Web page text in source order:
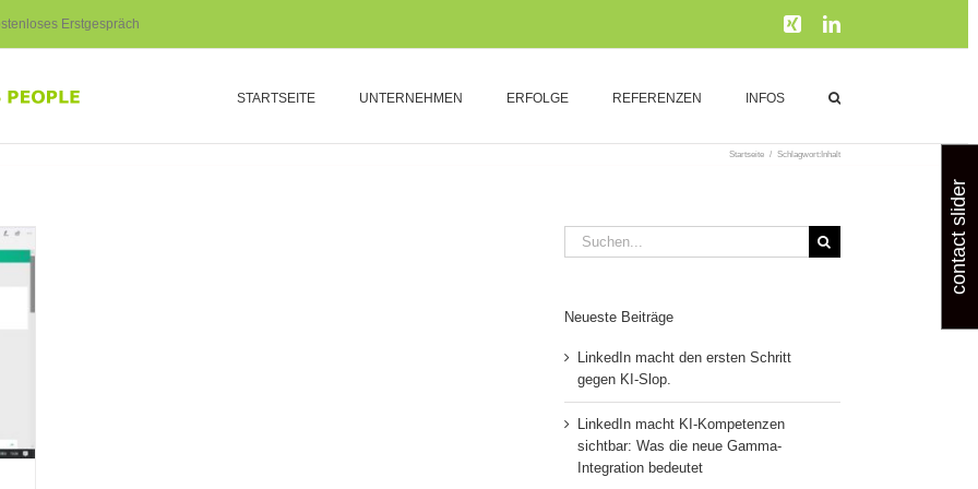
Erstgespräch Xing LinkedIn
STARTSEITE UNTERNEHMEN ERFOLGE REFERENZEN INFOS
Startseite / Schlagwort:Inhalt
Suche
nach:
Neueste Beiträge
LinkedIn macht den ersten Schritt
gegen KI-Slop.
LinkedIn macht KI-Kompetenzen
sichtbar: Was die neue Gamma-
Integration bedeutet
contact slider